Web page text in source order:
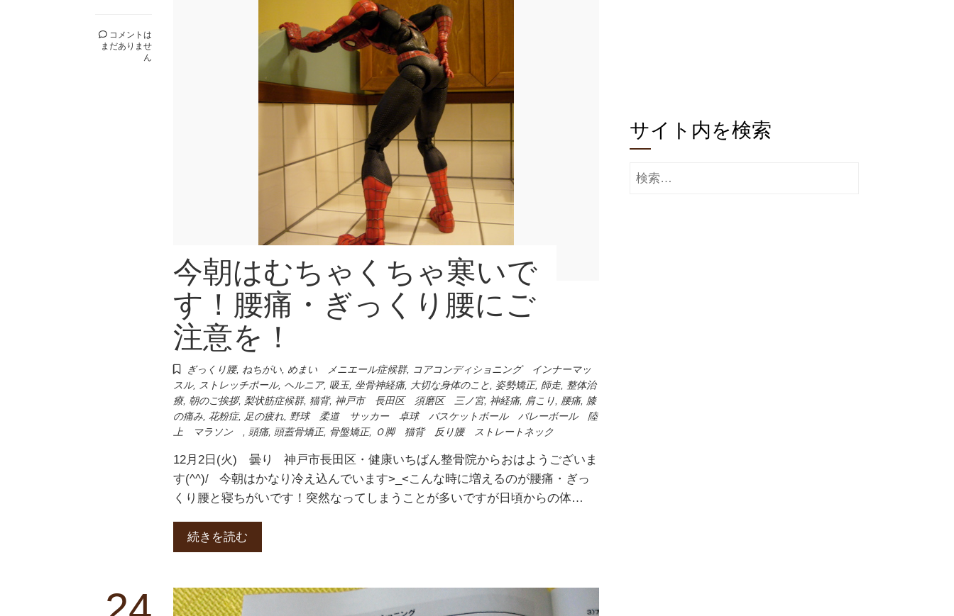
コメントは
まだありませ
ん
今朝はむちゃくちゃ寒いで
す！腰痛・ぎっくり腰にご
注意を！
ぎっくり腰, ねちがい めまい メニエール症候群, コアコンディショニング インナーマッ
スル, ストレッチポール, ヘルニア, 吸玉, 坐骨神経痛, 大切な身体のこと 姿勢矯正, 師走 整体治
療,朝のご挨拶, 梨状筋症候群, 猫背, 神戸市 長田区 須磨区 三ノ宮, 神経痛, 肩こり 腰痛, 膝
の痛み 花粉症, 足の疲れ
野球 柔道 サッカー 卓球 バスケットボール バレーボール 陸
上 マラソン
頭痛, 頭蓋骨矯正, 骨盤矯正, Ｏ脚 猫背 反り腰 ストレートネック
12月2日(火) 曇り 神戸市長田区・健康いちばん整骨院からおはようございま
す(^^)/ 今朝はかなり冷え込んでいます>_<こんな時に増えるのが腰痛・ぎっ
くり腰と寝ちがいです！突然なってしまうことが多いですが日頃からの体…
続きを読む
サイト内を検索
検